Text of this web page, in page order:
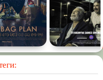
Для взрослых